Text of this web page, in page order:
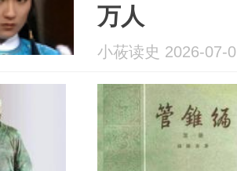
万人
小莜读史 2026-07-